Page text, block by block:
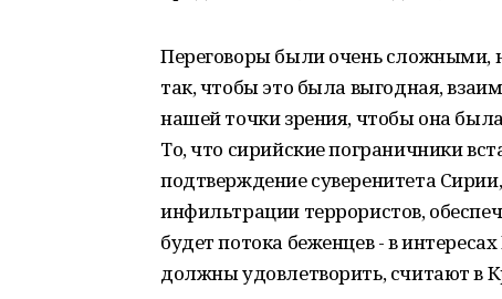
Переговоры были очень сложными,
так, чтобы это была выгодная,
нашей точки зрения, чтобы она
То, что сирийские пограничники
подтверждение суверенитета
инфильтрации террористов,
будет потока беженцев - в
должны удовлетворить, считают в